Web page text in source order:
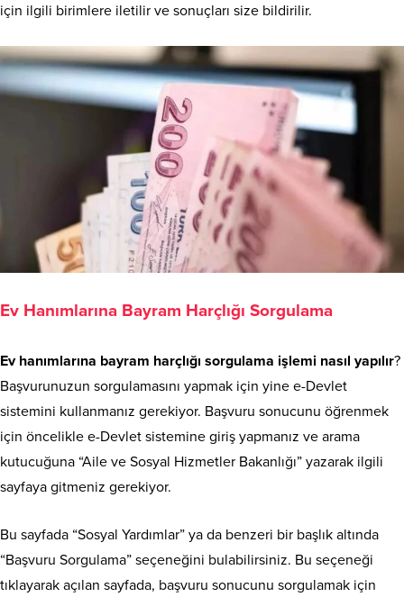
için ilgili birimlere iletilir ve sonuçları size bildirilir.
Ev Hanımlarına Bayram Harçlığı Sorgulama
Ev hanımlarına bayram harçlığı sorgulama işlemi nasıl yapılır?
Başvurunuzun sorgulamasını yapmak için yine e-Devlet
sistemini kullanmanız gerekiyor. Başvuru sonucunu öğrenmek
için öncelikle e-Devlet sistemine giriş yapmanız ve arama
kutucuğuna “Aile ve Sosyal Hizmetler Bakanlığı” yazarak ilgili
sayfaya gitmeniz gerekiyor.
Bu sayfada “Sosyal Yardımlar” ya da benzeri bir başlık altında
“Başvuru Sorgulama” seçeneğini bulabilirsiniz. Bu seçeneği
tıklayarak açılan sayfada, başvuru sonucunu sorgulamak için